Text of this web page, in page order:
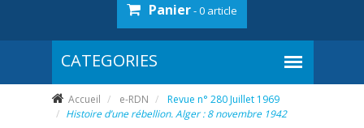
Panier- 0 article
Accueil e-RDN
Revue n° 280 Juillet 1969
Histoire d’une rébellion. Alger : 8 novembre 1942